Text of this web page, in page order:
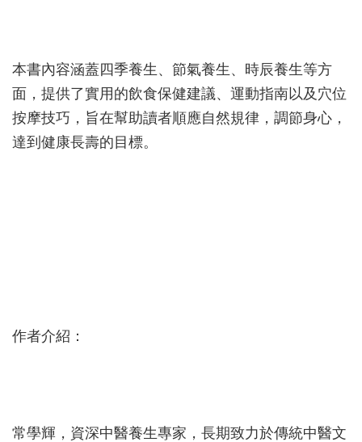
本書內容涵蓋四季養生、節氣養生、時辰養生等方
面，提供了實用的飲食保健建議、運動指南以及穴位
按摩技巧，旨在幫助讀者順應自然規律，調節身心，
達到健康長壽的目標。
作者介紹：
常學輝，資深中醫養生專家，長期致力於傳統中醫文